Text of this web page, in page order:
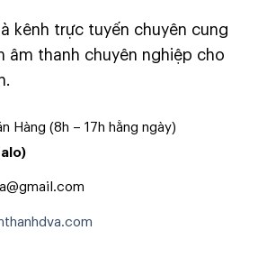
kênh trực tuyến chuyên cung
âm thanh chuyên nghiệp cho
Hàng (8h – 17h hằng ngày)